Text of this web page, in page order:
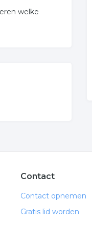
welke
Contact
Contact opnemen
Gratis lid worden